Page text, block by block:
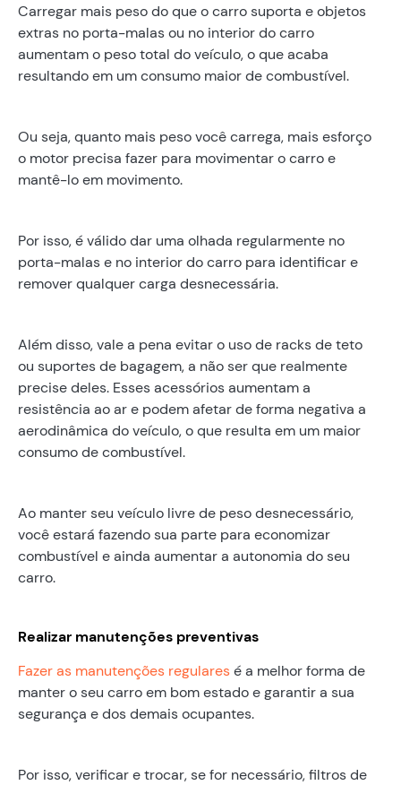
Carregar mais peso do que o carro suporta e objetos
extras no porta-malas ou no interior do carro
aumentam o peso total do veículo, o que acaba
resultando em um consumo maior de combustível.
Ou seja, quanto mais peso você carrega, mais esforço
o motor precisa fazer para movimentar o carro e
mantê-lo em movimento.
Por isso, é válido dar uma olhada regularmente no
porta-malas e no interior do carro para identificar e
remover qualquer carga desnecessária.
Além disso, vale a pena evitar o uso de racks de teto
ou suportes de bagagem, a não ser que realmente
precise deles. Esses acessórios aumentam a
resistência ao ar e podem afetar de forma negativa a
aerodinâmica do veículo, o que resulta em um maior
consumo de combustível.
Ao manter seu veículo livre de peso desnecessário,
você estará fazendo sua parte para economizar
combustível e ainda aumentar a autonomia do seu
carro.
Realizar manutenções preventivas
Fazer as manutenções regularesé a melhor forma de
manter o seu carro em bom estado e garantir a sua
segurança e dos demais ocupantes.
Por isso, verificar e trocar, se for necessário, filtros de